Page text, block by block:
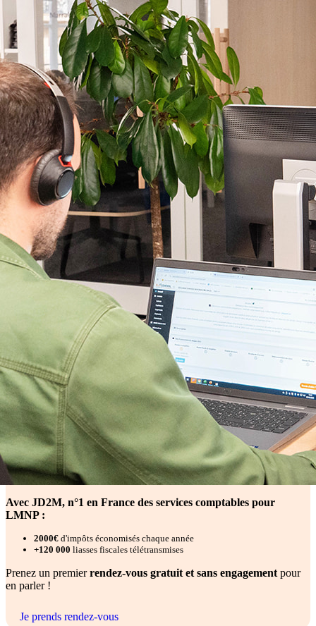
Avec JD2M, n°1 en France des services comptables pour
LMNP :
2000€ d'impôts économisés chaque année
+120 000 liasses fiscales télétransmises
Prenez un premierrendez-vous gratuit et sans engagement pour
en parler !
Je prends rendez-vous